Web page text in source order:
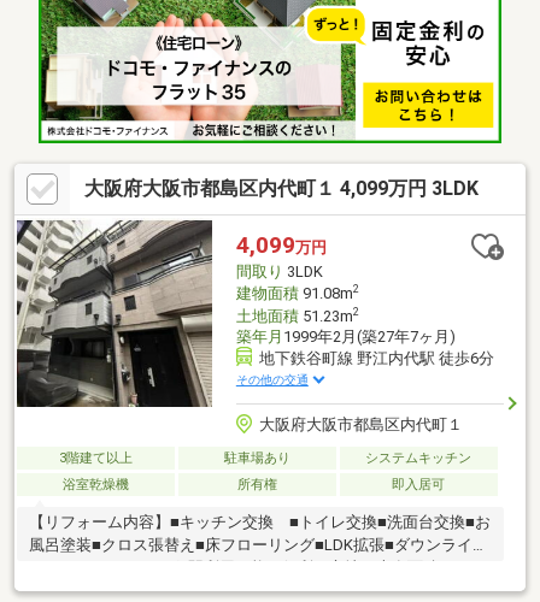
い」「他社でローンを断られた」「他社の物件もまとめて見てみ
たい」「相談だけしてみたい」「しっかり交渉してほしい」「無
駄を省きたい」等お気軽にご連絡下さいませ。
大阪府大阪市都島区内代町１ 4,099万円 3LDK
4,099万円
間取り 3LDK
建物面積91.08m2
土地面積51.23m2
築年月 1999年2月(築27年7ヶ月)
地下鉄谷町線 野江内代駅 徒歩6分
その他の交通
大阪府大阪市都島区内代町１
3階建て以上 駐車場あり
システムキッチン
浴室乾燥機
所有権 即入居可
【リフォーム内容】■キッチン交換 ■トイレ交換■洗面台交換■お
風呂塗装■クロス張替え■床フローリング■LDK拡張■ダウンライト
㎡・3LDK！全居室6帖以上のゆとりある間取りでご家族でも快適